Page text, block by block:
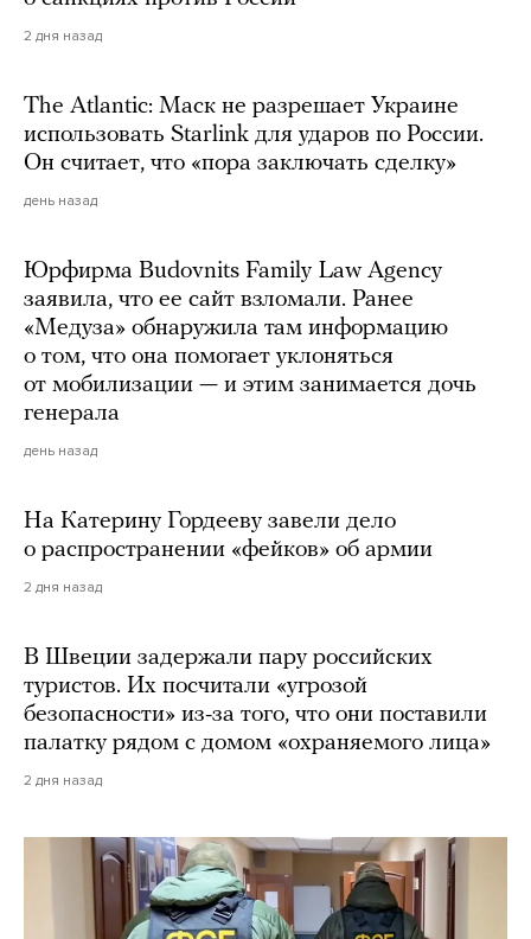
2 дня назад
The Atlantic: Маск не разрешает Украине
использовать Starlink для ударов по России.
Он считает, что «пора заключать сделку»
день назад
Юрфирма Budovnits Family Law Agency
заявила, что ее сайт взломали. Ранее
«Медуза» обнаружила там информацию
о том, что она помогает уклоняться
от мобилизации — и этим занимается дочь
генерала
день назад
На Катерину Гордееву завели дело
о распространении «фейков» об армии
2 дня назад
В Швеции задержали пару российских
туристов. Их посчитали «угрозой
безопасности» из-за того, что они поставили
палатку рядом с домом «охраняемого лица»
2 дня назад